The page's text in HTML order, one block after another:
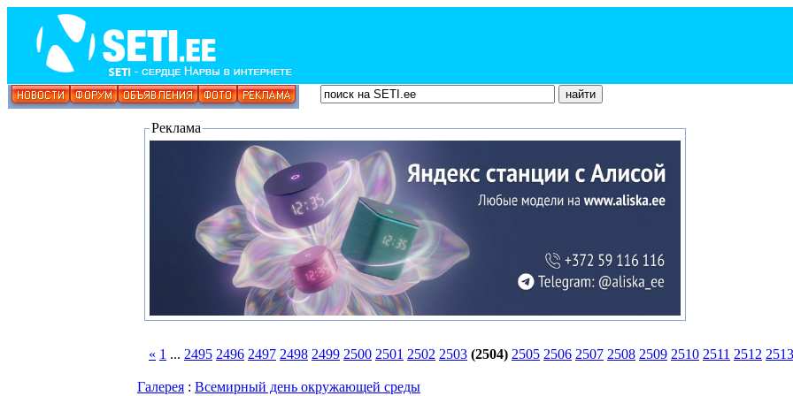
Реклама
« 1 ... 2495 2496 2497 2498 2499 2500 2501 2502 2503 (2504) 2505 2506 2507 2508 2509 2510 2511 2512 2513
Галерея : Всемирный день окружающей среды